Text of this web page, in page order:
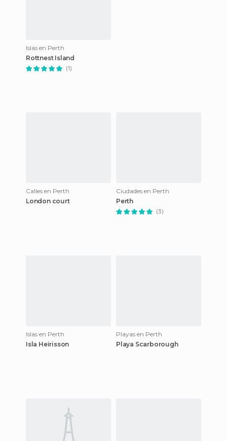
Islas en Perth
Rottnest Island
(1)
Calles en Perth
London court
Ciudades en Perth
Perth
(3)
Islas en Perth
Isla Heirisson
Playas en Perth
Playa Scarborough